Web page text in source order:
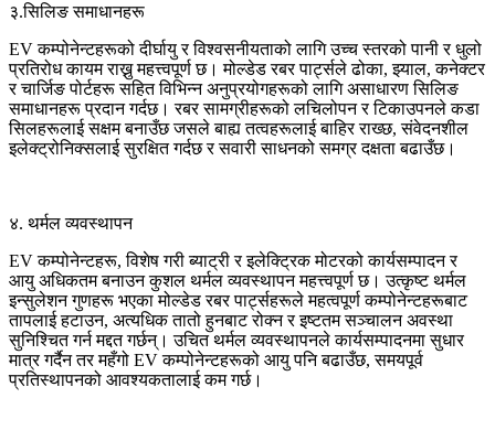
३.सिलिङ समाधानहरू
EV कम्पोनेन्टहरूको दीर्घायु र विश्वसनीयताको लागि उच्च स्तरको पानी र धुलो
प्रतिरोध कायम राख्नु महत्त्वपूर्ण छ। मोल्डेड रबर पार्ट्सले ढोका, झ्याल, कनेक्टर
र चार्जिङ पोर्टहरू सहित विभिन्न अनुप्रयोगहरूको लागि असाधारण सिलिङ
समाधानहरू प्रदान गर्दछ। रबर सामग्रीहरूको लचिलोपन र टिकाउपनले कडा
सिलहरूलाई सक्षम बनाउँछ जसले बाह्य तत्वहरूलाई बाहिर राख्छ, संवेदनशील
इलेक्ट्रोनिक्सलाई सुरक्षित गर्दछ र सवारी साधनको समग्र दक्षता बढाउँछ।
४. थर्मल व्यवस्थापन
EV कम्पोनेन्टहरू, विशेष गरी ब्याट्री र इलेक्ट्रिक मोटरको कार्यसम्पादन र
आयु अधिकतम बनाउन कुशल थर्मल व्यवस्थापन महत्त्वपूर्ण छ। उत्कृष्ट थर्मल
इन्सुलेशन गुणहरू भएका मोल्डेड रबर पार्ट्सहरूले महत्वपूर्ण कम्पोनेन्टहरूबाट
तापलाई हटाउन, अत्यधिक तातो हुनबाट रोक्न र इष्टतम सञ्चालन अवस्था
सुनिश्चित गर्न मद्दत गर्छन्। उचित थर्मल व्यवस्थापनले कार्यसम्पादनमा सुधार
मात्र गर्दैन तर महँगो EV कम्पोनेन्टहरूको आयु पनि बढाउँछ, समयपूर्व
प्रतिस्थापनको आवश्यकतालाई कम गर्छ।